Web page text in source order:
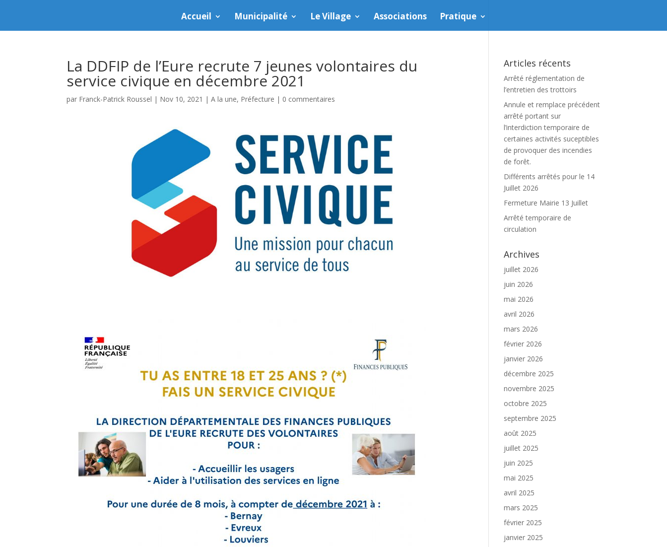
Accueil Municipalité Le Village Associations Pratique
La DDFIP de l’Eure recrute 7 jeunes volontaires du
service civique en décembre 2021
par Franck-Patrick Roussel | Nov 10, 2021 |A la une, Préfecture | 0 commentaires
Articles récents
Arrêté réglementation de
l’entretien des trottoirs
Annule et remplace précédent
arrêté portant sur
l’interdiction temporaire de
certaines activités suceptibles
de provoquer des incendies
de forêt.
Différents arrêtés pour le 14
Juillet 2026
Fermeture Mairie 13 Juillet
Arrêté temporaire de
circulation
Archives
juillet 2026
juin 2026
mai 2026
avril 2026
mars 2026
février 2026
janvier 2026
décembre 2025
novembre 2025
octobre 2025
septembre 2025
août 2025
juillet 2025
juin 2025
mai 2025
avril 2025
mars 2025
février 2025
janvier 2025